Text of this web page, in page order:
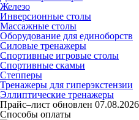
Железо
Инверсионные столы
Массажные столы
Оборудование для единоборств
Силовые тренажеры
Спортивные игровые столы
Спортивные скамьи
Степперы
Тренажеры для гиперэкстензии
Эллиптические тренажеры
Прайс–лист обновлен 07.08.2026
Способы оплаты